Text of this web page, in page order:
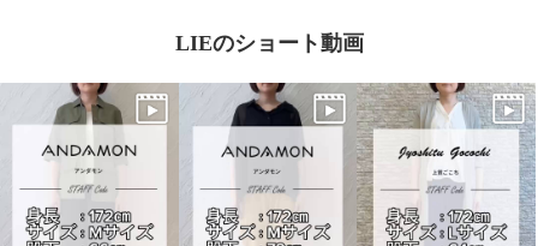
LIEのショート動画